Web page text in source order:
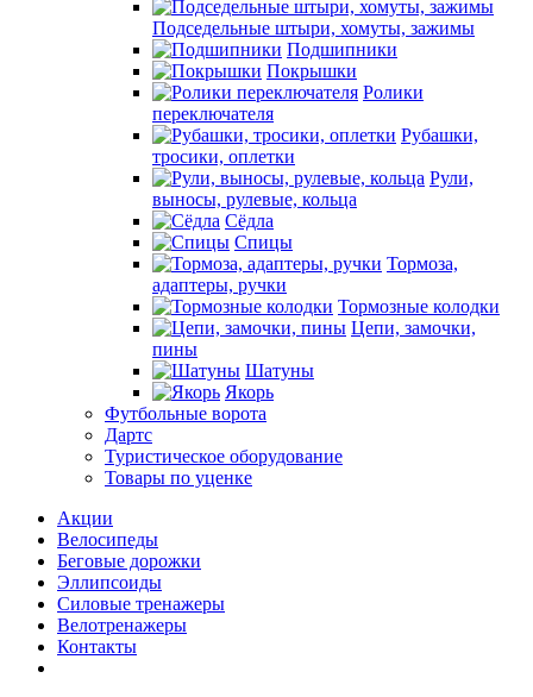
Подседельные штыри, хомуты, зажимы
Подшипники
Покрышки
Ролики
переключателя
Рубашки,
тросики, оплетки
Рули,
выносы, рулевые, кольца
Сёдла
Спицы
Тормоза,
адаптеры, ручки
Тормозные колодки
Цепи, замочки,
пины
Шатуны
Якорь
Футбольные ворота
Дартс
Туристическое оборудование
Товары по уценке
Акции
Велосипеды
Беговые дорожки
Эллипсоиды
Силовые тренажеры
Велотренажеры
Контакты